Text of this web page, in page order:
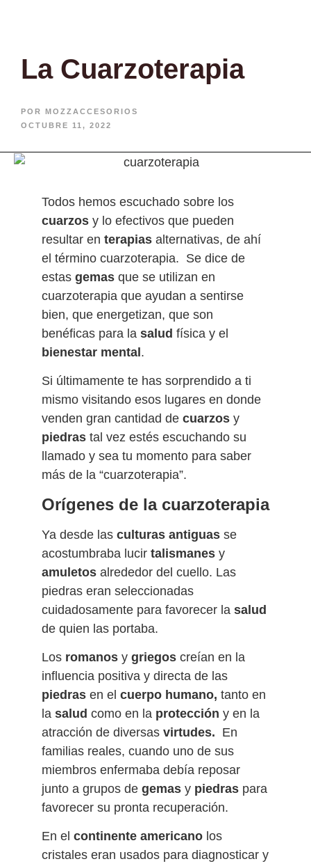
La Cuarzoterapia
POR MOZZACCESORIOS
OCTUBRE 11, 2022
Todos hemos escuchado sobre los
cuarzos y lo efectivos que pueden
resultar en terapias alternativas, de ahí
el término cuarzoterapia. Se dice de
estas gemas que se utilizan en
cuarzoterapia que ayudan a sentirse
bien, que energetizan, que son
benéficas para la salud física y el
bienestar mental.
Si últimamente te has sorprendido a ti
mismo visitando esos lugares en donde
venden gran cantidad de cuarzos y
piedras tal vez estés escuchando su
llamado y sea tu momento para saber
más de la “cuarzoterapia”.
Orígenes de la cuarzoterapia
Ya desde las culturas antiguas se
acostumbraba lucir talismanes y
amuletos alrededor del cuello. Las
piedras eran seleccionadas
cuidadosamente para favorecer la salud
de quien las portaba.
Los romanos y griegos creían en la
influencia positiva y directa de las
piedras en el cuerpo humano, tanto en
la salud como en la protección y en la
atracción de diversas virtudes. En
familias reales, cuando uno de sus
miembros enfermaba debía reposar
junto a grupos de gemas y piedras para
favorecer su pronta recuperación.
En el continente americano los
cristales eran usados para diagnosticar y